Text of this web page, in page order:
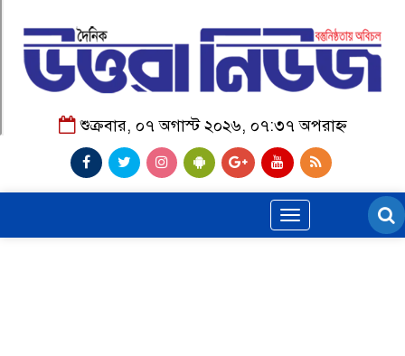
শুক্রবার, ০৭ অগাস্ট ২০২৬, ০৭:৩৭ অপরাহ্ন
Toggle
navigation